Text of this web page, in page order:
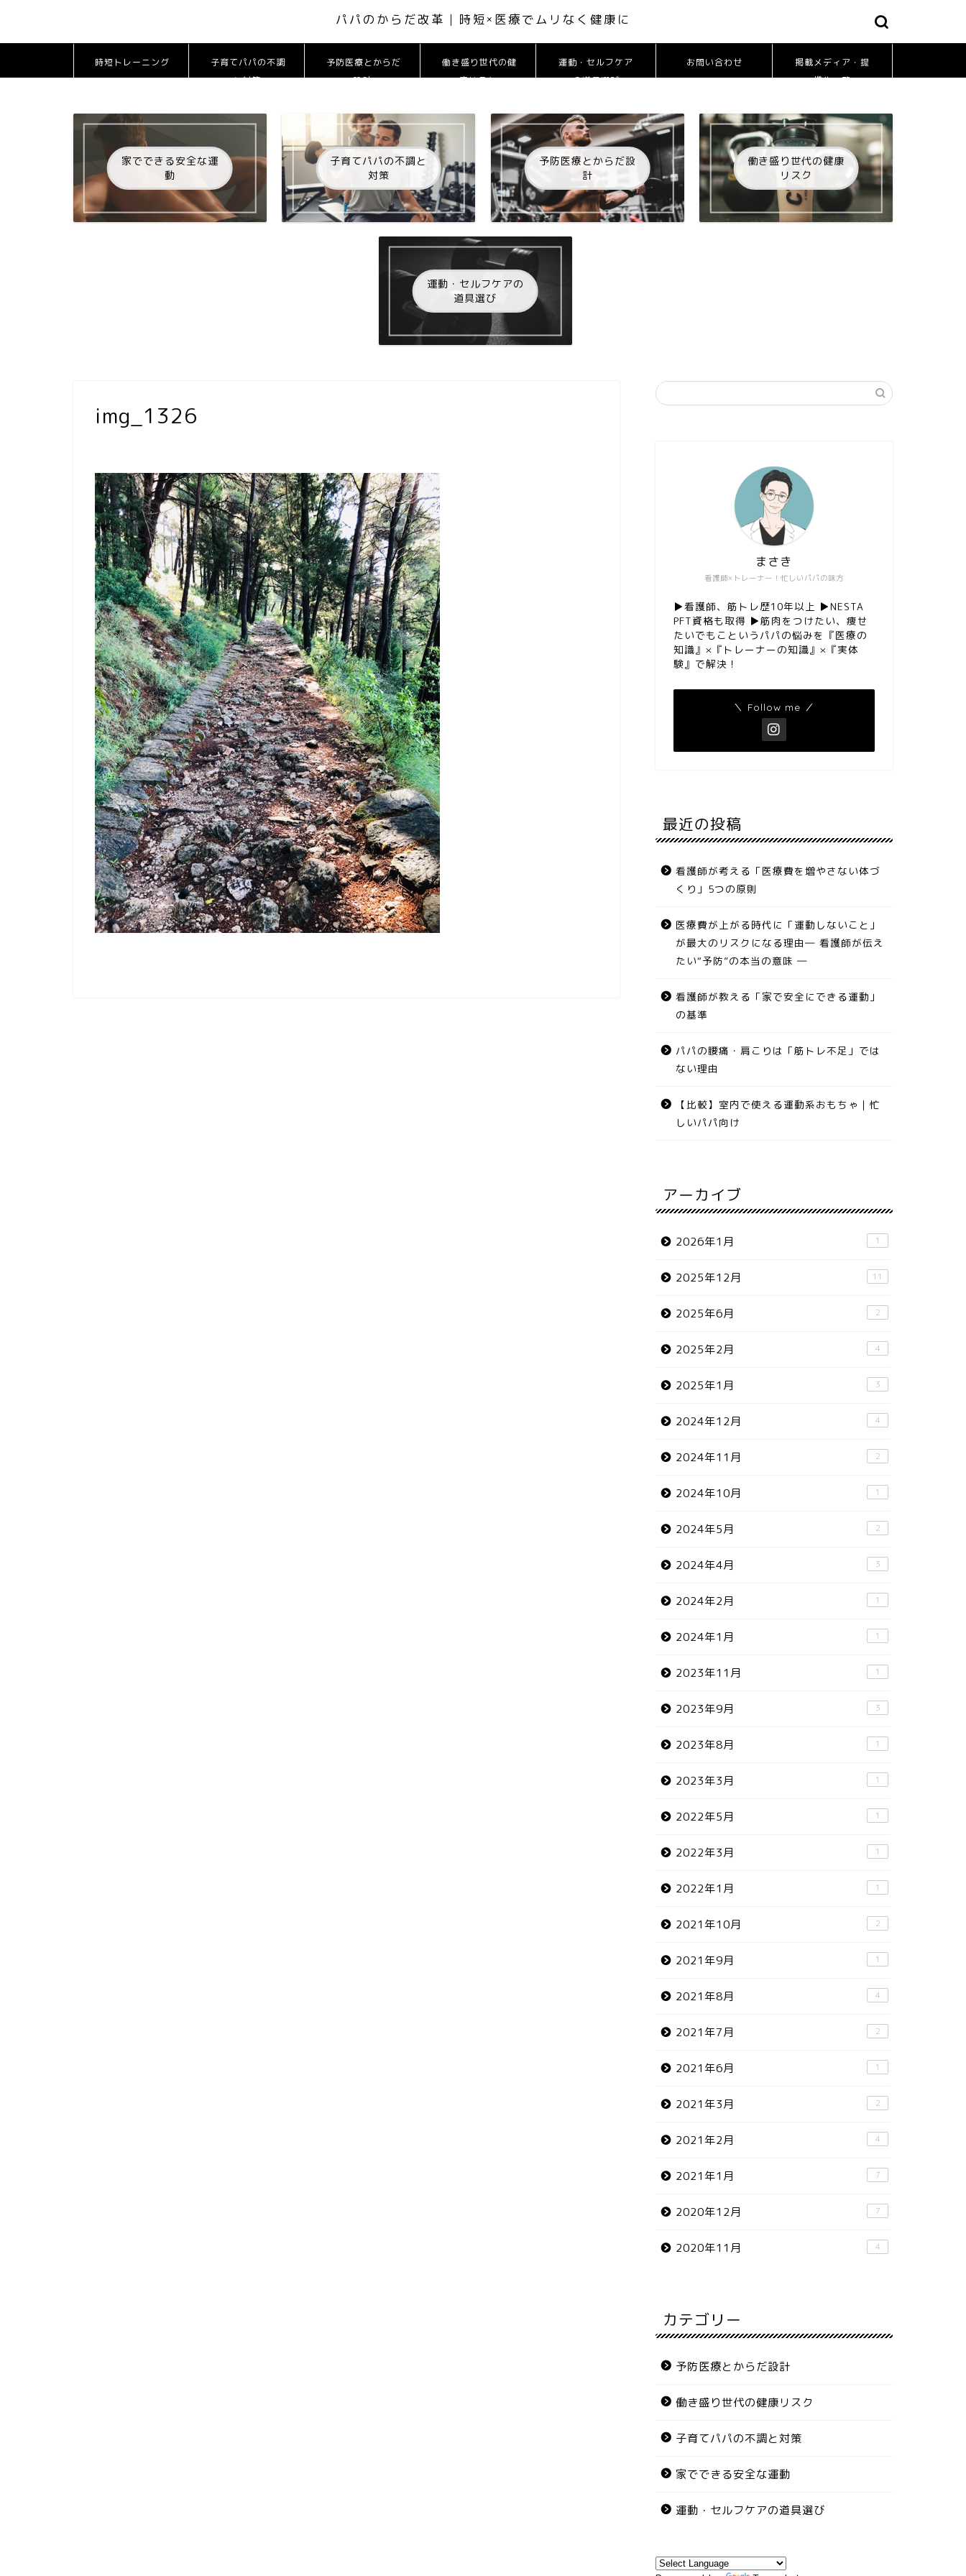
パパのからだ改革 | 時短×医療でムリなく健康に
時短トレーニング
子育てパパの不調
と対策
予防医療とからだ
設計
働き盛り世代の健
康リスク
運動・セルフケア
の道具選び
お問い合わせ
掲載メディア・提
携先一覧
家でできる安全な運
動
子育てパパの不調と
対策
予防医療とからだ設
計
働き盛り世代の健康
リスク
運動・セルフケアの
道具選び
img_1326
看護師×トレーナー！忙しいパパの味方
まさき
▶︎看護師、筋トレ歴10年以上 ▶︎NESTA
PFT資格も取得 ▶︎筋肉をつけたい、痩せ
たいでもこというパパの悩みを『医療の
知識』×『トレーナーの知識』×『実体
験』で解決！
＼ Follow me ／
最近の投稿
看護師が考える「医療費を増やさない体づ
くり」5つの原則
医療費が上がる時代に「運動しないこと」
が最大のリスクになる理由― 看護師が伝え
たい“予防”の本当の意味 ―
看護師が教える「家で安全にできる運動」
の基準
パパの腰痛・肩こりは「筋トレ不足」では
ない理由
【比較】室内で使える運動系おもちゃ｜忙
しいパパ向け
アーカイブ
2026年1月 1
2025年12月 11
2025年6月 2
2025年2月 4
2025年1月 3
2024年12月 4
2024年11月 2
2024年10月 1
2024年5月 2
2024年4月 3
2024年2月 1
2024年1月 1
2023年11月 1
2023年9月 3
2023年8月 1
2023年3月 1
2022年5月 1
2022年3月 1
2022年1月 1
2021年10月 2
2021年9月 1
2021年8月 4
2021年7月 2
2021年6月 1
2021年3月 2
2021年2月 4
2021年1月 7
2020年12月 7
2020年11月 4
カテゴリー
予防医療とからだ設計
働き盛り世代の健康リスク
子育てパパの不調と対策
家でできる安全な運動
運動・セルフケアの道具選び